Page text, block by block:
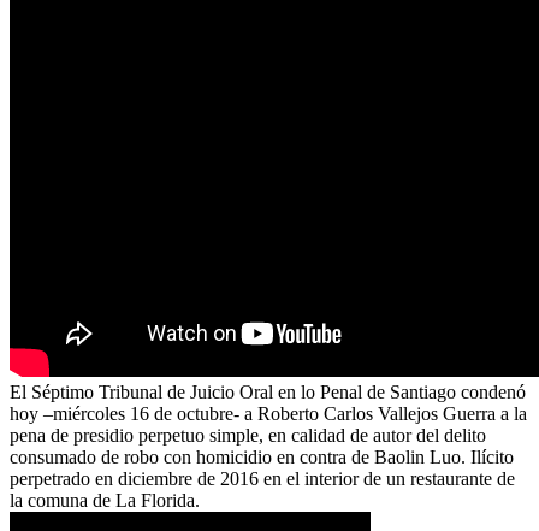
El Séptimo Tribunal de Juicio Oral en lo Penal de Santiago condenó
hoy –miércoles 16 de octubre- a Roberto Carlos Vallejos Guerra a la
pena de presidio perpetuo simple, en calidad de autor del delito
consumado de robo con homicidio en contra de Baolin Luo. Ilícito
perpetrado en diciembre de 2016 en el interior de un restaurante de
la comuna de La Florida.